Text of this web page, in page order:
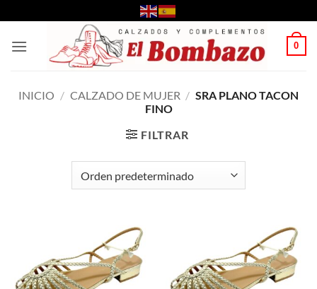
al
contenido
0
INICIO / CALZADO DE MUJER / SRA PLANO TACON
FINO
FILTRAR